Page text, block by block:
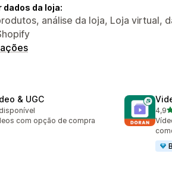
dados da loja:
análise da loja, Loja virtual,
& UGC
com opção de compra
4,9
347